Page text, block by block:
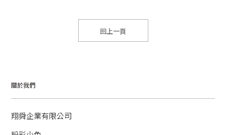
回上一頁
關於我們
翔舜企業有限公司